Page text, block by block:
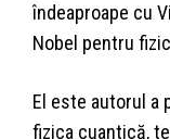
îndeaproape cu
Nobel pentru
El este autorul a
fizica cuantică,